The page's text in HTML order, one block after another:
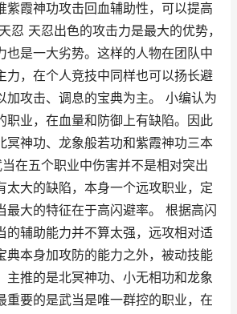
紫霞神功攻击回血辅助性，可以提高
忍 天忍出色的攻击力是最大的优势，
也是一大劣势。这样的人物在团队中
力，在个人竞技中同样也可以扬长避
加攻击、调息的宝典为主。 小编认为
职业，在血量和防御上有缺陷。因此
冥神功、龙象般若功和紫霞神功三本
在五个职业中伤害并不是相对突出
太大的缺陷，本身一个远攻职业，定
最大的特征在于高闪避率。 根据高闪
的辅助能力并不算太强，远攻相对适
典本身加攻防的能力之外，被动技能
主推的是北冥神功、小无相功和龙象
重要的是武当是唯一群控的职业，在